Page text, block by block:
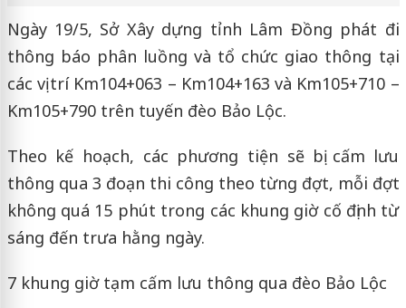
Ngày 19/5, Sở Xây dựng tỉnh Lâm Đồng phát đi
thông báo phân luồng và tổ chức giao thông tại
các vị trí Km104+063 – Km104+163 và Km105+710 –
Km105+790 trên tuyến đèo Bảo Lộc.
Theo kế hoạch, các phương tiện sẽ bị cấm lưu
thông qua 3 đoạn thi công theo từng đợt, mỗi đợt
không quá 15 phút trong các khung giờ cố định từ
sáng đến trưa hằng ngày.
7 khung giờ tạm cấm lưu thông qua đèo Bảo Lộc